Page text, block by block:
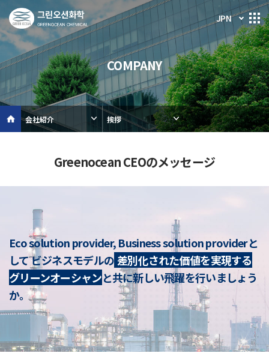
JPN
COMPANY
会社紹介 挨拶
Greenocean CEOのメッセージ
Eco solution provider, Business solution providerと
してビジネスモデルの 差別化された価値を実現する
グリーンオーシャンと共に新しい飛躍を行いましょう
か。